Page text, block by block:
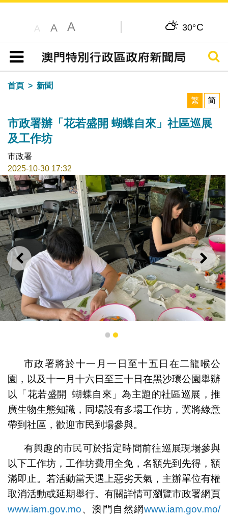
A A A 30°C
目錄
搜尋
首頁
新聞
繁
简
市政署辦「花若盛開 蝴蝶自來」社區巡展
及工作坊
市政署
2025-10-30 17:32
上一則 下一
植物拓染布袋工作坊
1 2
市政署將於十一月一日至十五日在二龍喉公
園，以及十一月十六日至三十日在黑沙環公園舉辦
以「花若盛開 蝴蝶自來」為主題的社區巡展，推
廣生物生態知識，同場設有多場工作坊，冀將綠意
帶到社區，歡迎市民到場參與。
有興趣的市民可於指定時間前往巡展現場參與
以下工作坊，工作坊費用全免，名額先到先得，額
滿即止。若活動當天遇上惡劣天氣，主辦單位有權
取消活動或延期舉行。有關詳情可瀏覽市政署網頁
www.iam.gov.mo、澳門自然網www.iam.gov.mo/